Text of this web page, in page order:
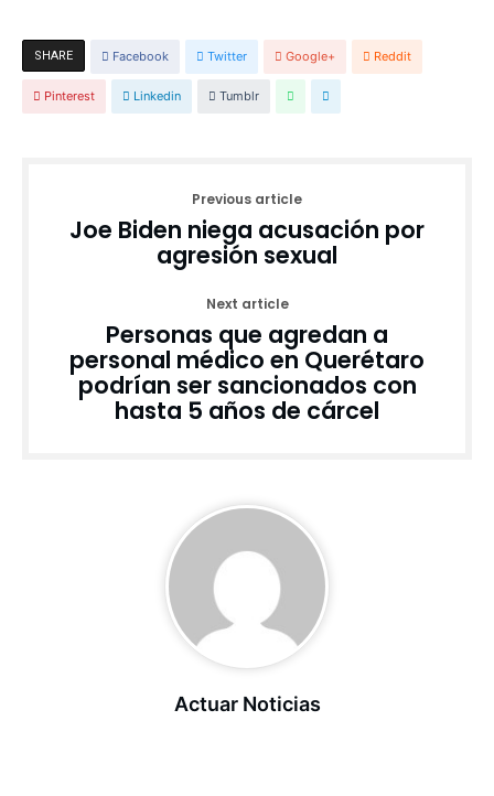
SHARE Facebook Twitter Google+ Reddit
Pinterest Linkedin Tumblr
Previous article
Joe Biden niega acusación por
agresión sexual
Next article
Personas que agredan a
personal médico en Querétaro
podrían ser sancionados con
hasta 5 años de cárcel
Actuar Noticias